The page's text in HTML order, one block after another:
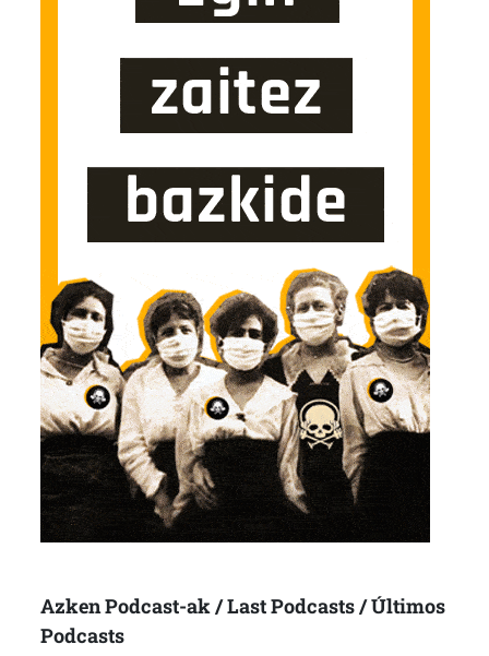
Azken Podcast-ak / Last Podcasts / Últimos
Podcasts